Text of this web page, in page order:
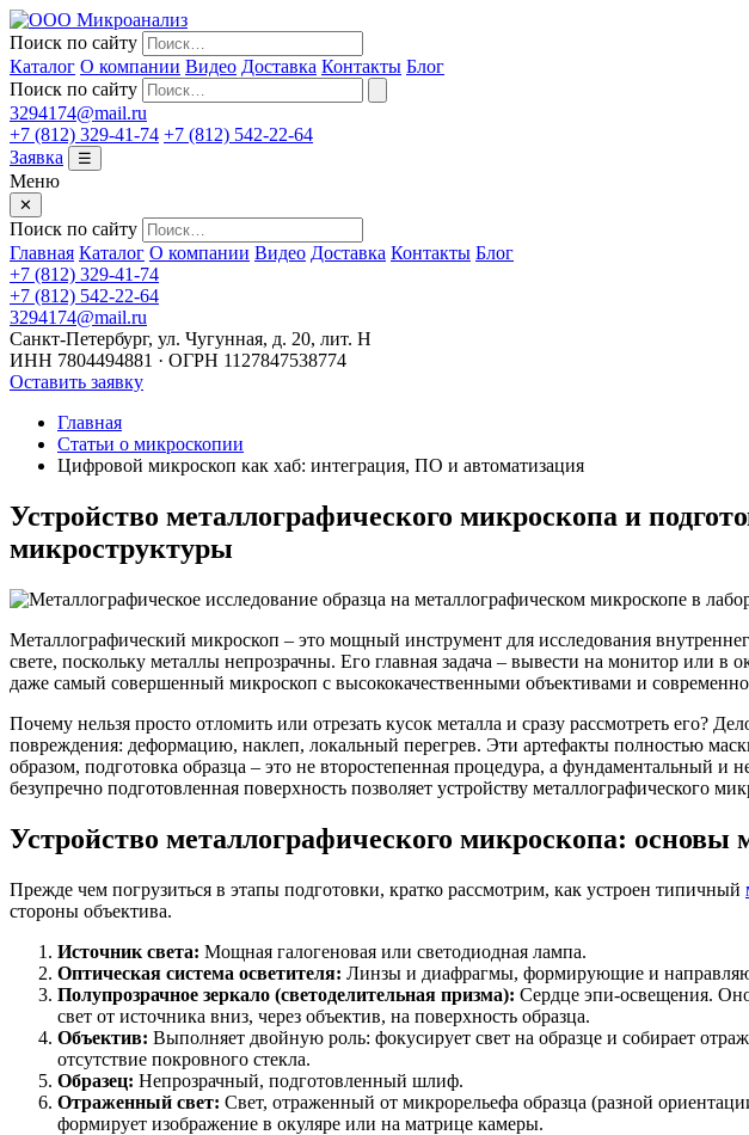
Поиск по сайту
Каталог О компании Видео Доставка Контакты Блог
Поиск по сайту
3294174@mail.ru
+7 (812) 329-41-74 +7 (812) 542-22-64
Заявка
☰
Меню
✕
Поиск по сайту
Главная Каталог О компании Видео Доставка Контакты Блог
+7 (812) 329-41-74
+7 (812) 542-22-64
3294174@mail.ru
Санкт-Петербург, ул. Чугунная, д. 20, лит. Н
ИНН 7804494881 · ОГРН 1127847538774
Оставить заявку
Главная
Статьи о микроскопии
Цифровой микроскоп как хаб: интеграция, ПО и автоматизация
Устройство металлографического микроскопа и
микроструктуры
Металлографический микроскоп – это мощный инструмент для исследования
свете, поскольку металлы непрозрачны. Его главная задача – вывести на монитор или
даже самый совершенный микроскоп с высококачественными объективами и
Почему нельзя просто отломить или отрезать кусок металла и сразу рассмотреть его?
повреждения: деформацию, наклеп, локальный перегрев. Эти артефакты полностью
образом, подготовка образца – это не второстепенная процедура, а фундаментальный и
безупречно подготовленная поверхность позволяет устройству металлографического
Устройство металлографического микроскопа: основы
Прежде чем погрузиться в этапы подготовки, кратко рассмотрим, как устроен типичный
стороны объектива.
Источник света: Мощная галогеновая или светодиодная лампа.
Оптическая система осветителя: Линзы и диафрагмы, формирующие и
Полупрозрачное зеркало (светоделительная призма): Сердце эпи-освещения.
свет от источника вниз, через объектив, на поверхность образца.
Объектив: Выполняет двойную роль: фокусирует свет на образце и собирает
отсутствие покровного стекла.
Образец: Непрозрачный, подготовленный шлиф.
Отраженный свет: Свет, отраженный от микрорельефа образца (разной
формирует изображение в окуляре или на матрице камеры.